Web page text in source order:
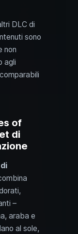
DLC di
sono
non
agli
of
di
–
araba e
al sole,